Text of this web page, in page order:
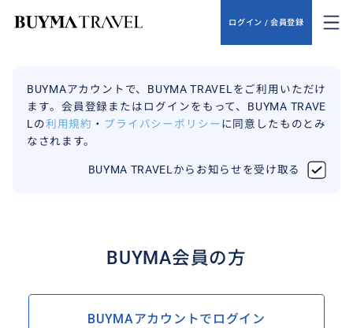
ログイン / 会員登録
BUYMAアカウントで、BUYMA TRAVELをご利用いただけ
ます。会員登録またはログインをもって、BUYMA TRAVE
Lの利用規約 ・ プライバシーポリシー に同意したものとみ
なされます。
BUYMA TRAVELからお知らせを受け取る
BUYMA会員の方
BUYMAアカウントでログイン